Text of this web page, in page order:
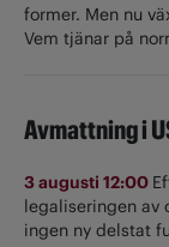
former. Men nu
Vem tjänar på
Avmattning i
3 augusti 12:00
legaliseringen av
ingen ny delstat